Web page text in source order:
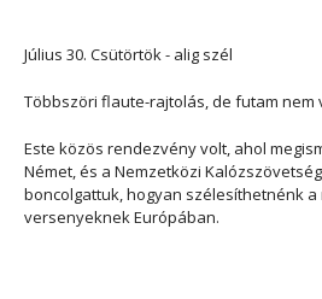
Július 30. Csütörtök - alig szél
Többszöri flaute-rajtolás, de futam nem
Este közös rendezvény volt, ahol
Német, és a Nemzetközi
boncolgattuk, hogyan szélesíthetnénk
versenyeknek Európában.